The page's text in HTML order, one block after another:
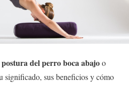
postura del perro boca abajoo
significado, sus beneficios y cómo